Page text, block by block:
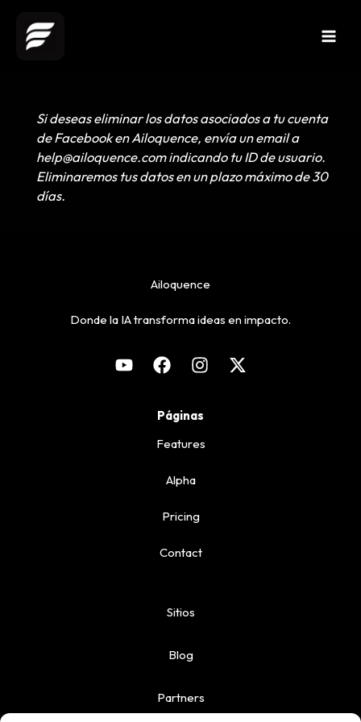
contenido
Si deseas eliminar los datos asociados a tu cuenta
de Facebook en Ailoquence, envía un email a
help@ailoquence.com indicando tu ID de usuario.
Eliminaremos tus datos en un plazo máximo de 30
días.
Ailoquence
Donde la IA transforma ideas en impacto.
Páginas
Features
Alpha
Pricing
Contact
Sitios
Blog
Partners